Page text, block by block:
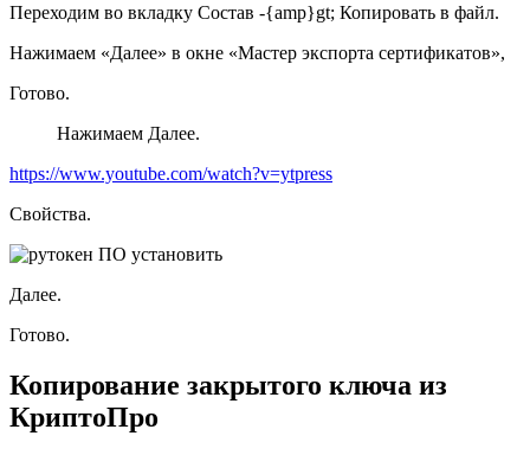
Переходим во вкладку Состав -{amp}gt; Копировать в файл.
Нажимаем «Далее» в окне «Мастер экспорта сертификатов»,
Готово.
Нажимаем Далее.
https://www.youtube.com/watch?v=ytpress
Свойства.
Далее.
Готово.
Копирование закрытого ключа из
КриптоПро